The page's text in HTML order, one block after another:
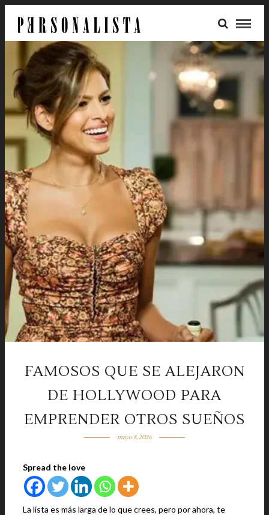
FAMOSOS QUE SE ALEJARON
DE HOLLYWOOD PARA
EMPRENDER OTROS SUEÑOS
mayo 8, 2026
Spread the love
La lista es más larga de lo que crees, pero por ahora, te